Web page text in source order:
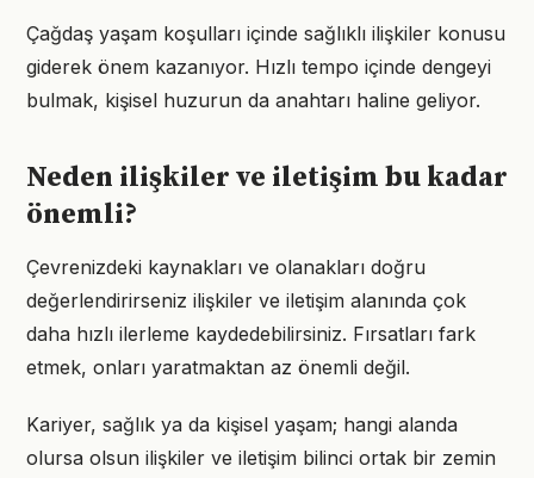
Çağdaş yaşam koşulları içinde sağlıklı ilişkiler konusu
giderek önem kazanıyor. Hızlı tempo içinde dengeyi
bulmak, kişisel huzurun da anahtarı haline geliyor.
Neden ilişkiler ve iletişim bu kadar
önemli?
Çevrenizdeki kaynakları ve olanakları doğru
değerlendirirseniz ilişkiler ve iletişim alanında çok
daha hızlı ilerleme kaydedebilirsiniz. Fırsatları fark
etmek, onları yaratmaktan az önemli değil.
Kariyer, sağlık ya da kişisel yaşam; hangi alanda
olursa olsun ilişkiler ve iletişim bilinci ortak bir zemin